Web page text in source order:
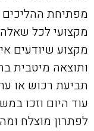
מפתיחת ההליכים
מקצועי לכל
מקצוע שיודעים
ותוצאה מיטבית
תביעת רכוש או
עוד היום וזכו
לפתרון מוצלח